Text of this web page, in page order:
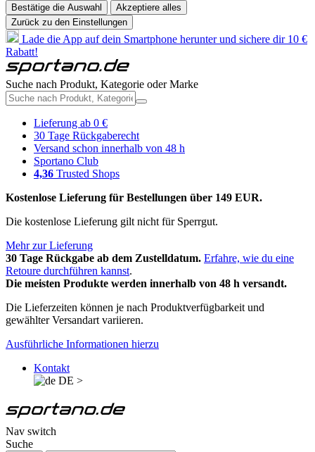
Bestätige die Auswahl
Akzeptiere alles
Zurück zu den Einstellungen
Lade die App auf dein Smartphone herunter und sichere dir 10 €
Rabatt!
Suche nach Produkt, Kategorie oder Marke
Lieferung ab 0 €
30 Tage Rückgaberecht
Versand schon innerhalb von 48 h
Sportano Club
4,36 Trusted Shops
Kostenlose Lieferung für Bestellungen über 149 EUR.
Die kostenlose Lieferung gilt nicht für Sperrgut.
Mehr zur Lieferung
30 Tage Rückgabe ab dem Zustelldatum. Erfahre, wie du eine
Retoure durchführen kannst.
Die meisten Produkte werden innerhalb von 48 h versandt.
Die Lieferzeiten können je nach Produktverfügbarkeit und
gewählter Versandart variieren.
Ausführliche Informationen hierzu
Kontakt
DE >
Nav switch
Suche